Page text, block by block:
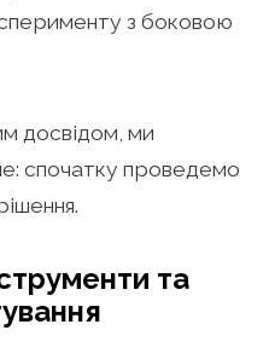
з боковою
досвідом, ми
спочатку проведемо
та